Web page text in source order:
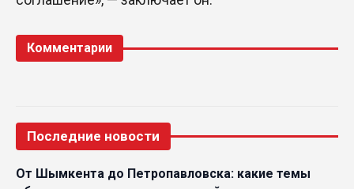
Комментарии
Последние новости
От Шымкента до Петропавловска: какие темы